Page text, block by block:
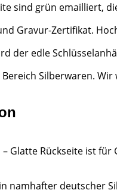
sind grün emailliert,
Gravur-Zertifikat.
der edle
Silberwaren.
– Glatte Rückseite ist für
namhafter deutscher